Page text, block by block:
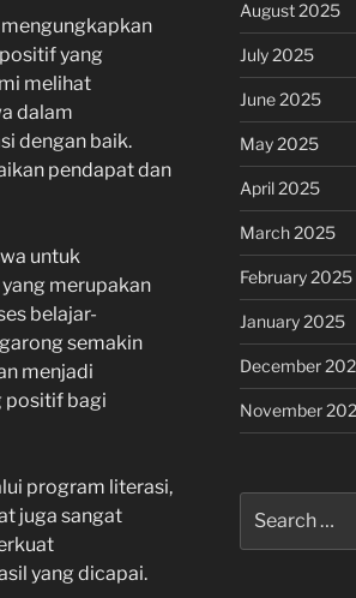
mengungkapkan
yang
melihat
dalam
dengan baik.
pendapat dan
untuk
merupakan
belajar-
semakin
menjadi
positif bagi
program literasi,
juga sangat
yang dicapai.
August 2025
July 2025
June 2025
May 2025
April 2025
March 2025
February 2025
January 2025
December
November
for: